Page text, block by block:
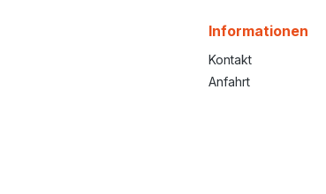
Informationen
Kontakt
Anfahrt